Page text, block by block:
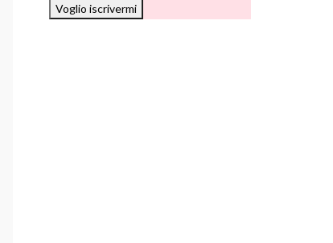
Voglio iscrivermi